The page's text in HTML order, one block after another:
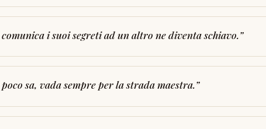
i suoi segreti ad un altro ne diventa schiavo.”
sa, vada sempre per la strada maestra.”